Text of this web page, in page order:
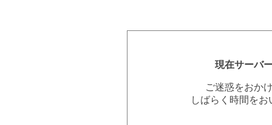
現在サーバ
ご迷惑をおか
しばらく時間を